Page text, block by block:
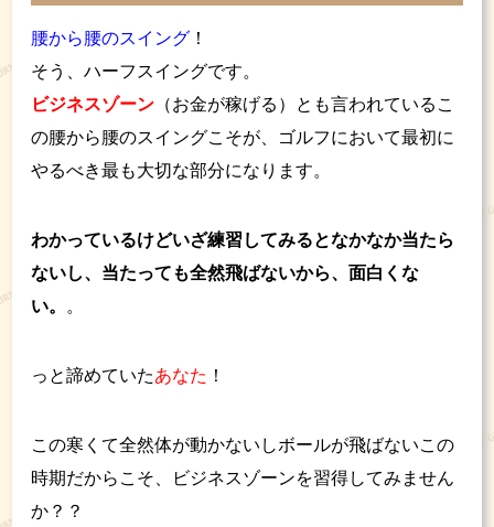
腰から腰のスイング ！
そう、ハーフスイングです。
ビジネスゾーン （お金が稼げる）とも言われているこ
の腰から腰のスイングこそが、ゴルフにおいて最初に
やるべき最も大切な部分になります。
わかっているけどいざ練習してみるとなかなか当たら
ないし、当たっても全然飛ばないから、面白くな
い。
。
っと諦めていたあなた ！
この寒くて全然体が動かないしボールが飛ばないこの
時期だからこそ、ビジネスゾーンを習得してみません
か？？